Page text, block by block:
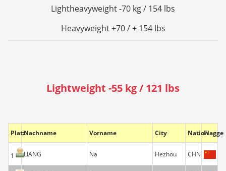
Lightheavyweight -70 kg / 154 lbs
Heavyweight +70 / + 154 lbs
Lightweight -55 kg / 121 lbs
PlatzNachname Vorname City NationFlagge
1 LIANG Na Hezhou CHN